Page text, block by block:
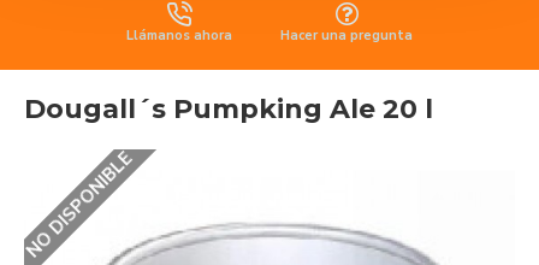
Llámanos ahora Hacer una pregunta
Dougall´s Pumpking Ale 20 l
NO DISPONIBLE